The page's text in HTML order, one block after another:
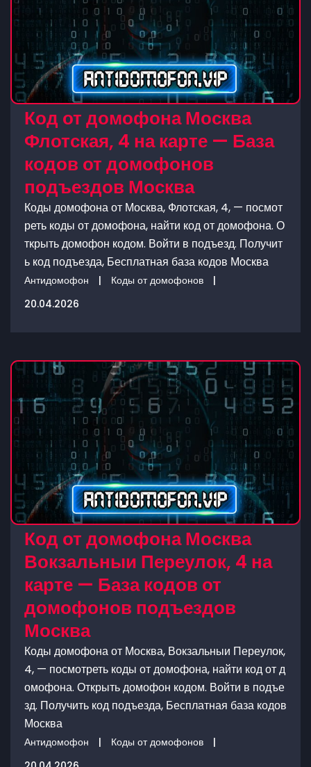
Код от домофона Москва
Флотская, 4 на карте — База
кодов от домофонов
подъездов Москва
Коды домофона от Москва, Флотская, 4, — посмот
реть коды от домофона, найти код от домофона. О
ткрыть домофон кодом. Войти в подъезд. Получит
ь код подъезда, Бесплатная база кодов Москва
Антидомофон | Коды от домофонов
|
20.04.2026
Код от домофона Москва
Вокзальныи Переулок, 4 на
карте — База кодов от
домофонов подъездов
Москва
Коды домофона от Москва, Вокзальныи Переулок,
4, — посмотреть коды от домофона, найти код от д
омофона. Открыть домофон кодом. Войти в подъе
зд. Получить код подъезда, Бесплатная база кодов
Москва
Антидомофон | Коды от домофонов
|